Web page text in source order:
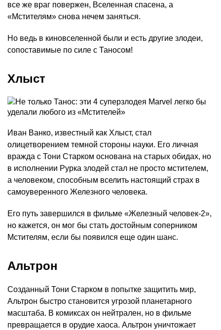
все же враг повержен, Вселенная спасена, а
«Мстителям» снова нечем заняться.
Но ведь в киновселенной были и есть другие злодеи,
сопоставимые по силе с Таносом!
Хлыст
Иван Ванко, известный как Хлыст, стал
олицетворением темной стороны науки. Его личная
вражда с Тони Старком основана на старых обидах, но
в исполнении Рурка злодей стал не просто мстителем,
а человеком, способным вселить настоящий страх в
самоуверенного Железного человека.
Его путь завершился в фильме «Железный человек-2»,
но кажется, он мог бы стать достойным соперником
Мстителям, если бы появился еще один шанс.
Альтрон
Созданный Тони Старком в попытке защитить мир,
Альтрон быстро становится угрозой планетарного
масштаба. В комиксах он нейтрален, но в фильме
превращается в орудие хаоса. Альтрон уничтожает